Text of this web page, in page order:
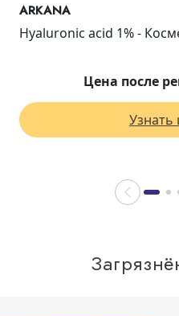
ARKANA
Hyaluronic acid 1% -
Цена после
Узнать